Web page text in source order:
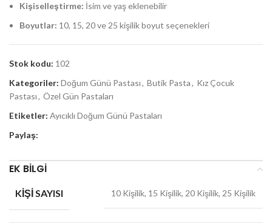
Kişiselleştirme: İsim ve yaş eklenebilir
Boyutlar: 10, 15, 20 ve 25 kişilik boyut seçenekleri
Stok kodu: 102
Kategoriler: Doğum Günü Pastası, Butik Pasta, Kız Çocuk
Pastası, Özel Gün Pastaları
Etiketler: Ayıcıklı Doğum Günü Pastaları
Paylaş:
EK BILGI
KIŞI SAYISI 10 Kişilik, 15 Kişilik, 20 Kişilik, 25 Kişilik